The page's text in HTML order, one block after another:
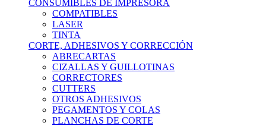
CONSUMIBLES DE IMPRESORA
COMPATIBLES
LASER
TINTA
CORTE, ADHESIVOS Y CORRECCIÓN
ABRECARTAS
CIZALLAS Y GUILLOTINAS
CORRECTORES
CUTTERS
OTROS ADHESIVOS
PEGAMENTOS Y COLAS
PLANCHAS DE CORTE